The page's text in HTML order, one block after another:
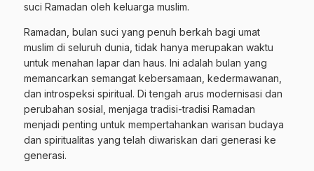
suci Ramadan oleh keluarga muslim.
Ramadan, bulan suci yang penuh berkah bagi umat
muslim di seluruh dunia, tidak hanya merupakan waktu
untuk menahan lapar dan haus. Ini adalah bulan yang
memancarkan semangat kebersamaan, kedermawanan,
dan introspeksi spiritual. Di tengah arus modernisasi dan
perubahan sosial, menjaga tradisi-tradisi Ramadan
menjadi penting untuk mempertahankan warisan budaya
dan spiritualitas yang telah diwariskan dari generasi ke
generasi.